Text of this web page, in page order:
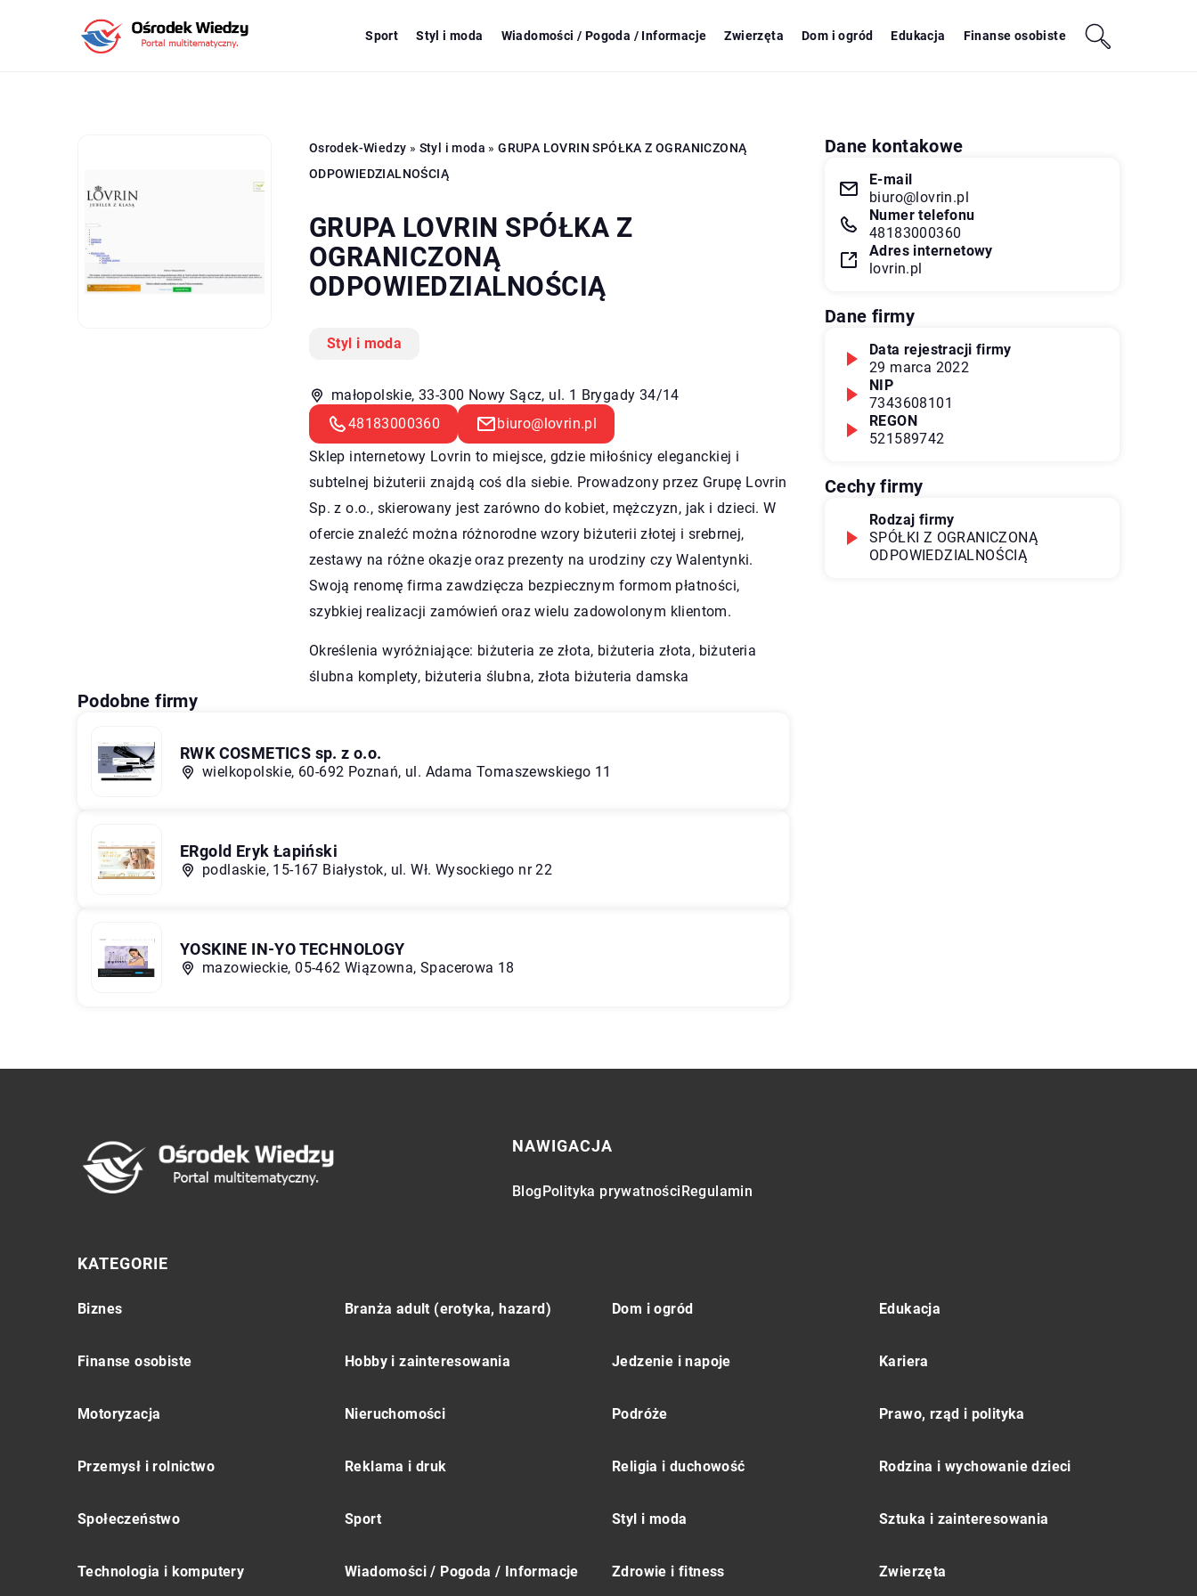
Sport Styl i moda Wiadomości / Pogoda / Informacje Zwierzęta Dom i ogród Edukacja Finanse osobiste
Osrodek-Wiedzy » Styl i moda »GRUPA LOVRIN SPÓŁKA Z OGRANICZONĄ
ODPOWIEDZIALNOŚCIĄ
GRUPA LOVRIN SPÓŁKA Z
OGRANICZONĄ
ODPOWIEDZIALNOŚCIĄ
Styl i moda
małopolskie, 33-300 Nowy Sącz, ul. 1 Brygady 34/14
48183000360
biuro@lovrin.pl
Sklep internetowy Lovrin to miejsce, gdzie miłośnicy eleganckiej i
subtelnej biżuterii znajdą coś dla siebie. Prowadzony przez Grupę Lovrin
Sp. z o.o., skierowany jest zarówno do kobiet, mężczyzn, jak i dzieci. W
ofercie znaleźć można różnorodne wzory biżuterii złotej i srebrnej,
zestawy na różne okazje oraz prezenty na urodziny czy Walentynki.
Swoją renomę firma zawdzięcza bezpiecznym formom płatności,
szybkiej realizacji zamówień oraz wielu zadowolonym klientom.
Określenia wyróżniające: biżuteria ze złota, biżuteria złota, biżuteria
ślubna komplety, biżuteria ślubna, złota biżuteria damska
Podobne firmy
RWK COSMETICS sp. z o.o.
wielkopolskie, 60-692 Poznań, ul. Adama Tomaszewskiego 11
ERgold Eryk Łapiński
podlaskie, 15-167 Białystok, ul. Wł. Wysockiego nr 22
YOSKINE IN-YO TECHNOLOGY
mazowieckie, 05-462 Wiązowna, Spacerowa 18
Dane kontakowe
E-mail
biuro@lovrin.pl
Numer telefonu
48183000360
Adres internetowy
lovrin.pl
Dane firmy
Data rejestracji firmy
29 marca 2022
NIP
7343608101
REGON
521589742
Cechy firmy
Rodzaj firmy
SPÓŁKI Z OGRANICZONĄ
ODPOWIEDZIALNOŚCIĄ
NAWIGACJA
BlogPolityka prywatnościRegulamin
KATEGORIE
Biznes Branża adult (erotyka, hazard) Dom i ogród Edukacja
Finanse osobiste Hobby i zainteresowania Jedzenie i napoje Kariera
Motoryzacja Nieruchomości Podróże Prawo, rząd i polityka
Przemysł i rolnictwo Reklama i druk Religia i duchowość Rodzina i wychowanie dzieci
Społeczeństwo Sport Styl i moda Sztuka i zainteresowania
Technologia i komputery Wiadomości / Pogoda / Informacje Zdrowie i fitness Zwierzęta